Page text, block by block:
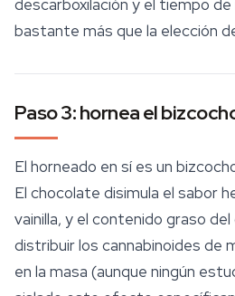
descarboxilación y el tiempo
bastante más que la elección
Paso 3: hornea el
El horneado en sí es un
El chocolate disimula el sabor
vainilla, y el contenido graso
distribuir los cannabinoides de
en la masa (aunque ningún